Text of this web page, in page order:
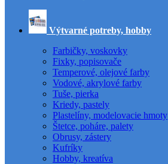
Výtvarné potreby, hobby
Farbičky, voskovky
Fixky, popisovače
Temperové, olejové farby
Vodové, akrylové farby
Tuše, pierka
Kriedy, pastely
Plastelíny, modelovacie hmoty
Štetce, poháre, palety
Obrusy, zástery
Kufríky
Hobby, kreatíva